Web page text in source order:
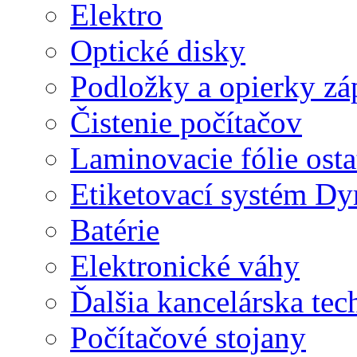
Elektro
Optické disky
Podložky a opierky
Čistenie počítačov
Laminovacie fólie
Etiketovací systém
Batérie
Elektronické váhy
Ďalšia kancelárska
Počítačové stojany